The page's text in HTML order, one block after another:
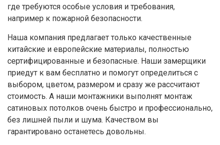
где требуются особые условия и требования,
например к пожарной безопасности.
Наша компания предлагает только качественные
китайские и европейские материалы, полностью
сертифицированные и безопасные. Наши замерщики
приедут к вам бесплатно и помогут определиться с
выбором, цветом, размером и сразу же рассчитают
стоимость. А наши монтажники выполнят монтаж
сатиновых потолков очень быстро и профессионально,
без лишней пыли и шума. Качеством вы
гарантировано останетесь довольны.